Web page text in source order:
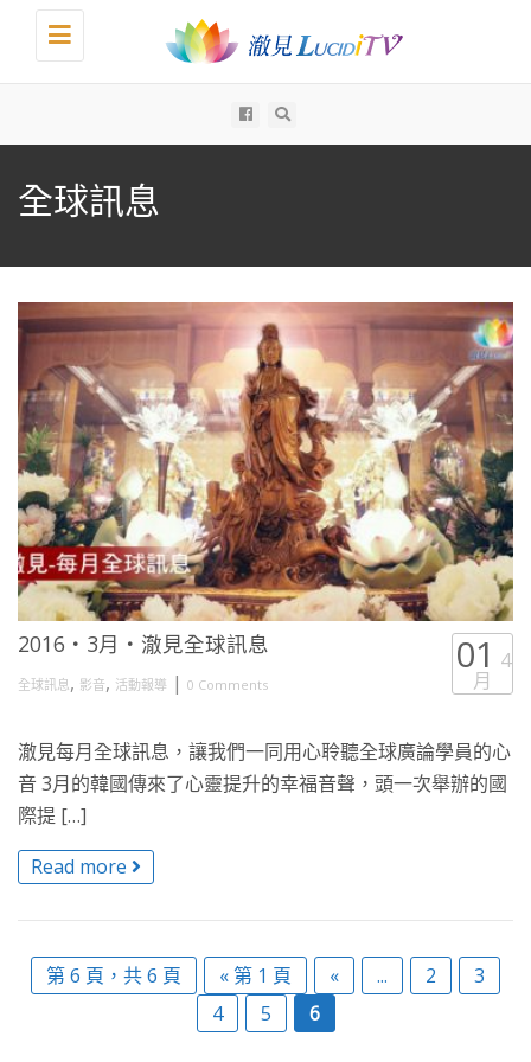
Toggle
navigation
全球訊息
2016・3月・澈見全球訊息
全球訊息, 影音, 活動報導 | 0 Comments
01 4
月
澈見每月全球訊息，讓我們一同用心聆聽全球廣論學員的心
音 3月的韓國傳來了心靈提升的幸福音聲，頭一次舉辦的國
際提 […]
Read more
第 6 頁，共 6 頁 « 第 1 頁 « ... 2
3
4
5 6